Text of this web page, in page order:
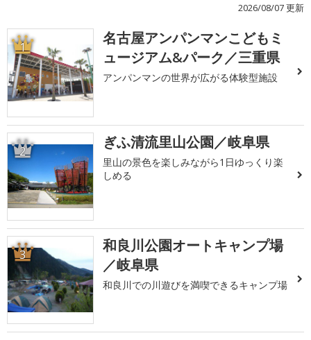
2026/08/07 更新
1
名古屋アンパンマンこどもミ
ュージアム&パーク／三重県
アンパンマンの世界が広がる体験型施設
2 ぎふ清流里山公園／岐阜県
里山の景色を楽しみながら1日ゆっくり楽
しめる
3
和良川公園オートキャンプ場
／岐阜県
和良川での川遊びを満喫できるキャンプ場